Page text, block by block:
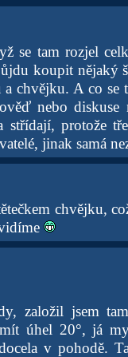
se tam rozjel
koupit nějaký
chvějku. A co se
nebo
střídají, protože
jinak samá
chvějku,
založil jsem
úhel 20°, já
v pohodě.